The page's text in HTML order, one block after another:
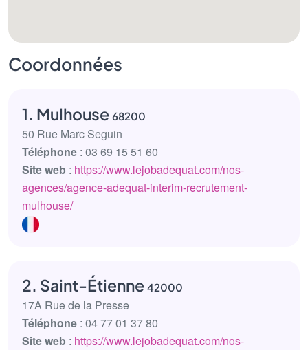
Coordonnées
1. Mulhouse 68200
50 Rue Marc Seguin
Téléphone : 03 69 15 51 60
Site web : https://www.lejobadequat.com/nos-
agences/agence-adequat-interim-recrutement-
mulhouse/
2. Saint-Étienne 42000
17A Rue de la Presse
Téléphone : 04 77 01 37 80
Site web : https://www.lejobadequat.com/nos-